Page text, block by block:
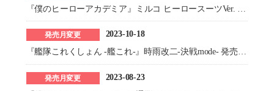
発売月変更
2023-10-18
『艦隊これくしょん -艦これ-』時雨改二-決戦mode- 発売延期のお知らせ
発売月変更
2023-08-23